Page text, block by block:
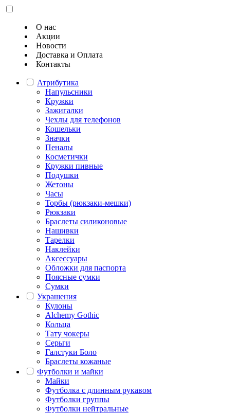
О нас
Акции
Новости
Доставка и Оплата
Контакты
Атрибутика
Напульсники
Кружки
Зажигалки
Чехлы для телефонов
Кошельки
Значки
Пеналы
Косметички
Кружки пивные
Подушки
Жетоны
Часы
Торбы (рюкзаки-мешки)
Рюкзаки
Браслеты силиконовые
Нашивки
Тарелки
Наклейки
Аксессуары
Обложки для паспорта
Поясные сумки
Сумки
Украшения
Кулоны
Alchemy Gothic
Кольца
Тату чокеры
Серьги
Галстуки Боло
Браслеты кожаные
Футболки и майки
Майки
Футболка с длинным рукавом
Футболки группы
Футболки нейтральные